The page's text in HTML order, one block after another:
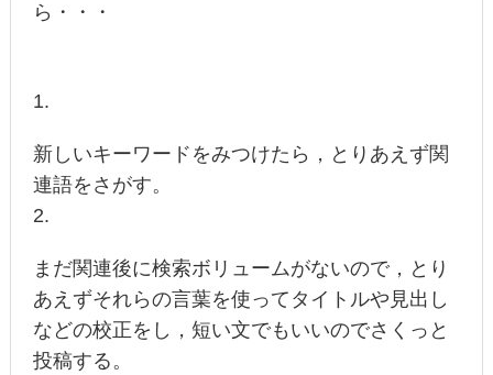
ら・・・
新しいキーワードをみつけたら，とりあえず関
連語をさがす。
まだ関連後に検索ボリュームがないので，とり
あえずそれらの言葉を使ってタイトルや見出し
などの校正をし，短い文でもいいのでさくっと
投稿する。